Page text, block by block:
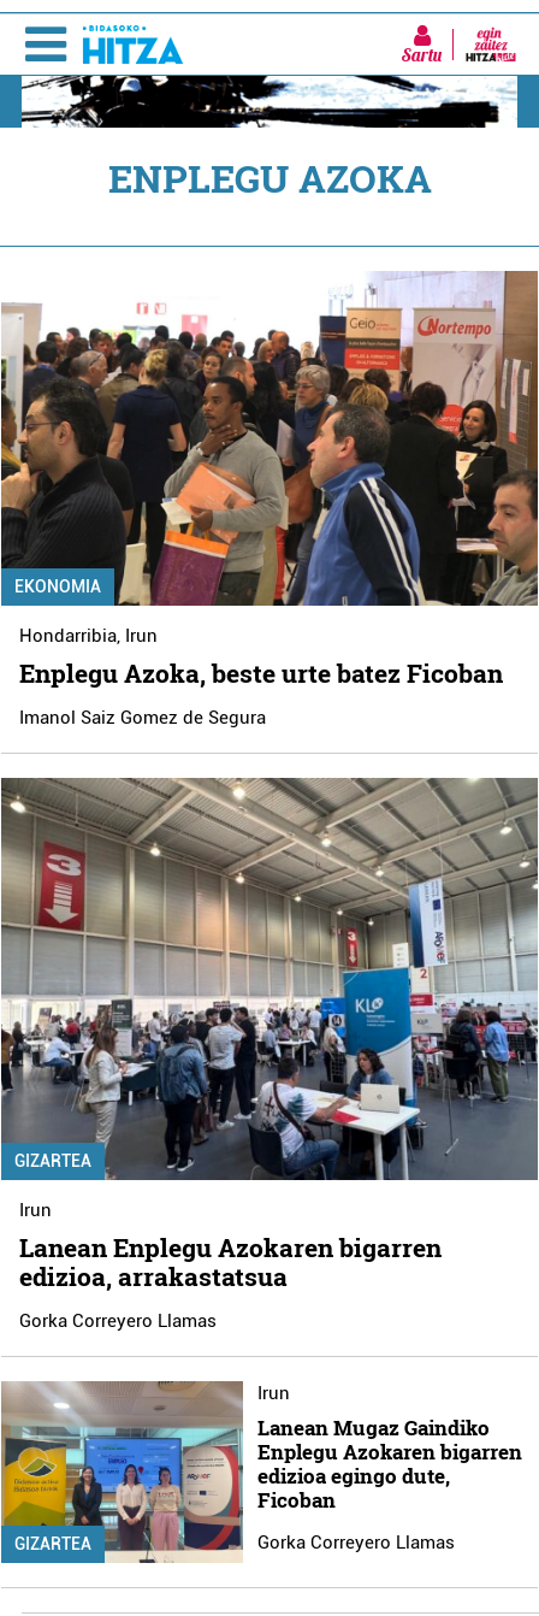
Sartu
ENPLEGU AZOKA
EKONOMIA
Hondarribia, Irun
Enplegu Azoka, beste urte batez Ficoban
Imanol Saiz Gomez de Segura
GIZARTEA
Irun
Lanean Enplegu Azokaren bigarren
edizioa, arrakastatsua
Gorka Correyero Llamas
GIZARTEA
Irun
Lanean Mugaz Gaindiko
Enplegu Azokaren bigarren
edizioa egingo dute,
Ficoban
Gorka Correyero Llamas